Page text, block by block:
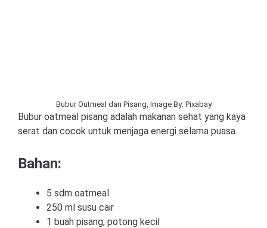
Bubur Outmeal dan Pisang, Image By: Pixabay
Bubur oatmeal pisang adalah makanan sehat yang kaya
serat dan cocok untuk menjaga energi selama puasa.
Bahan:
5 sdm oatmeal
250 ml susu cair
1 buah pisang, potong kecil